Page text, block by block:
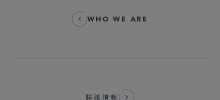
WHO WE ARE
詳細情報